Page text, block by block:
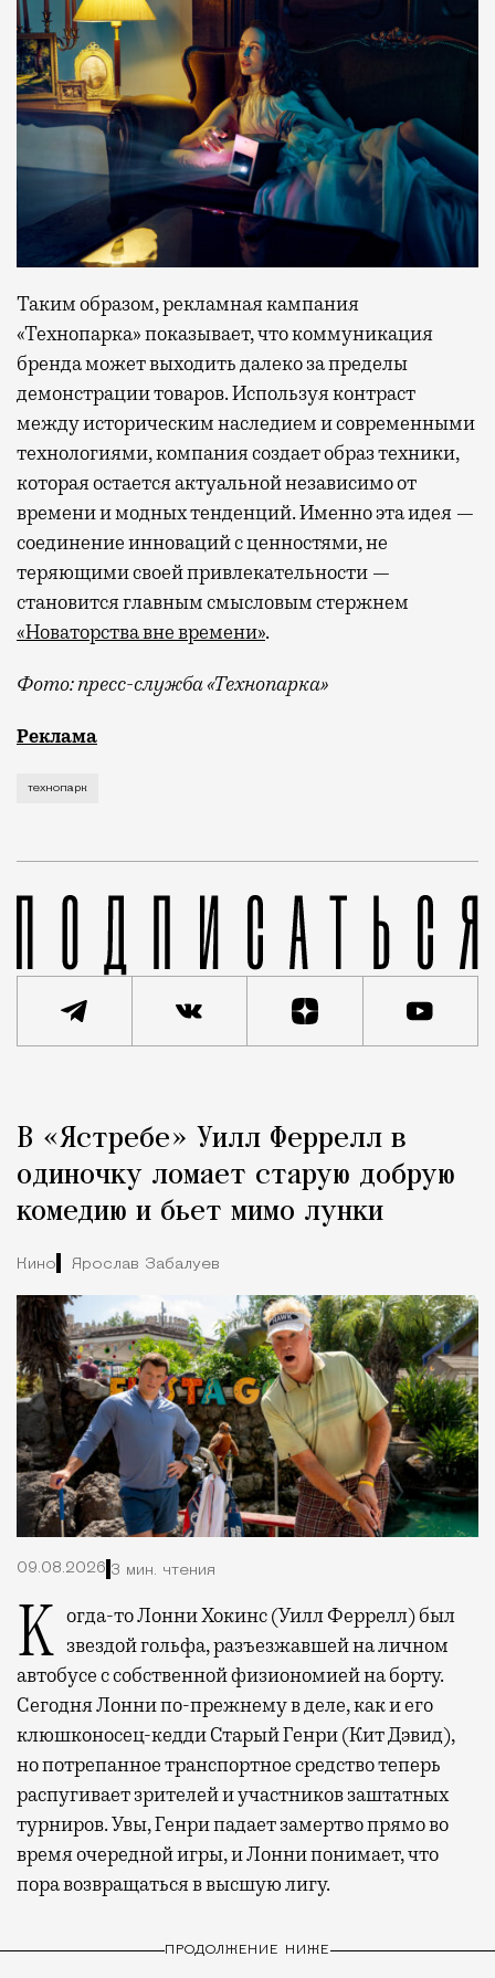
Таким образом, рекламная кампания
«Технопарка» показывает, что коммуникация
бренда может выходить далеко за пределы
демонстрации товаров. Используя контраст
между историческим наследием и современными
технологиями, компания создает образ техники,
которая остается актуальной независимо от
времени и модных тенденций. Именно эта идея —
соединение инноваций с ценностями, не
теряющими своей привлекательности —
становится главным смысловым стержнем
«Новаторства вне времени».
Фото: пресс-служба «Технопарка»
Рекламные кампании техники редко выходят за
Реклама
технопарк
Город
В «Ястребе» Уилл Феррелл в
одиночку ломает старую добрую
комедию и бьет мимо лунки
Кино Ярослав Забалуев
09.08.2026 3 мин. чтения
Когда-то Лонни Хокинс (Уилл Феррелл) был звездой гольфа, разъезжавшей на личном
автобусе с собственной физиономией на борту.
Сегодня Лонни по-прежнему в деле, как и его
клюшконосец-кедди Старый Генри (Кит Дэвид),
но потрепанное транспортное средство теперь
распугивает зрителей и участников заштатных
турниров. Увы, Генри падает замертво прямо во
время очередной игры, и Лонни понимает, что
пора возвращаться в высшую лигу.
ПРОДОЛЖЕНИЕ НИЖЕ